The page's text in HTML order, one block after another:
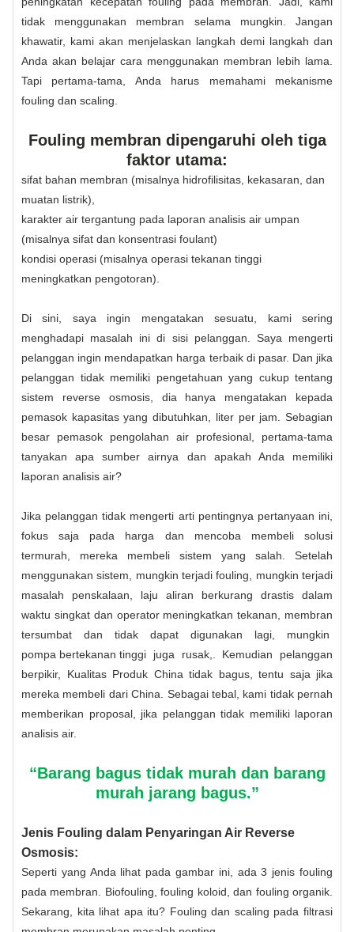
tidak menggunakan membran selama mungkin. Jangan
khawatir, kami akan menjelaskan langkah demi langkah dan
Anda akan belajar cara menggunakan membran lebih lama.
Tapi pertama-tama, Anda harus memahami mekanisme
fouling dan scaling.
Fouling membran dipengaruhi oleh tiga
faktor utama:
sifat bahan membran (misalnya hidrofilisitas, kekasaran, dan
muatan listrik),
karakter air tergantung pada laporan analisis air umpan
(misalnya sifat dan konsentrasi foulant)
kondisi operasi (misalnya operasi tekanan tinggi
meningkatkan pengotoran).
Di sini, saya ingin mengatakan sesuatu, kami sering
menghadapi masalah ini di sisi pelanggan. Saya mengerti
pelanggan ingin mendapatkan harga terbaik di pasar. Dan jika
pelanggan tidak memiliki pengetahuan yang cukup tentang
sistem reverse osmosis, dia hanya mengatakan kepada
pemasok kapasitas yang dibutuhkan, liter per jam. Sebagian
besar pemasok pengolahan air profesional, pertama-tama
tanyakan apa sumber airnya dan apakah Anda memiliki
laporan analisis air?
Jika pelanggan tidak mengerti arti pentingnya pertanyaan ini,
fokus saja pada harga dan mencoba membeli solusi
termurah, mereka membeli sistem yang salah. Setelah
menggunakan sistem, mungkin terjadi fouling, mungkin terjadi
masalah penskalaan, laju aliran berkurang drastis dalam
waktu singkat dan operator meningkatkan tekanan, membran
tersumbat dan tidak dapat digunakan lagi, mungkin
pompa bertekanan tinggi juga rusak,. Kemudian pelanggan
berpikir, Kualitas Produk China tidak bagus, tentu saja jika
mereka membeli dari China. Sebagai tebal, kami tidak pernah
memberikan proposal, jika pelanggan tidak memiliki laporan
analisis air.
“Barang bagus tidak murah dan barang
murah jarang bagus.”
Jenis Fouling dalam Penyaringan Air Reverse
Osmosis:
Seperti yang Anda lihat pada gambar ini, ada 3 jenis fouling
pada membran. Biofouling, fouling koloid, dan fouling organik.
Sekarang, kita lihat apa itu? Fouling dan scaling pada filtrasi